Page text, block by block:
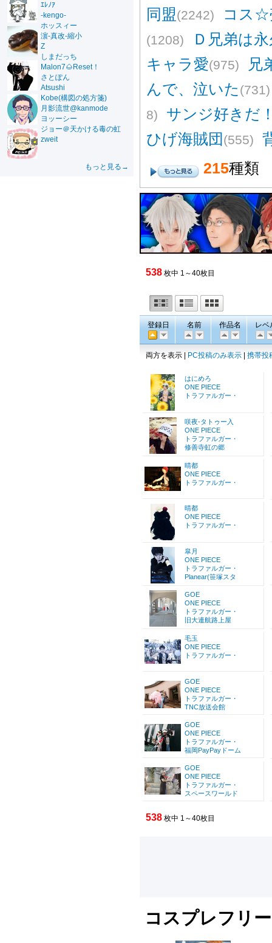
ｴﾚﾉｱ
-kengo-
ホッスィー
濵-真改-縮小
Z
しまだっち
Malon7🌰Reset！
さとぽん
Atsushi
Kobe(構図の処方箋)
月影流世@kanmode
ヨッーシー
ジョー＠天かける毒の虹
zweit
もっと見る→
同盟(2242) コス☆
(1208)
Ｄ兄弟は
キャラ愛(975)
兄
んで、泣いた (731)
8)
サンジ好きだ
ひげ海賊団 (555)
215種類
538 枚中 1～40枚目
登録日 名前 作品名 レベ
両方を表示 | PC投稿のみ表示 携帯投
はにめろ
ONE PIECE
トラファルガー・
咲夜-タトゥー入
ONE PIECE
トラファルガー・
修善寺虹の郷
晴都
ONE PIECE
トラファルガー・
晴都
ONE PIECE
トラファルガー・
皐月
ONE PIECE
トラファルガー・
Planear(笹塚スタ
GOE
ONE PIECE
トラファルガー・
旧大連航路上屋
毛玉
ONE PIECE
トラファルガー・
GOE
ONE PIECE
トラファルガー・
TNC放送会館
GOE
ONE PIECE
トラファルガー・
福岡PayPayドーム
GOE
ONE PIECE
トラファルガー・
スペースワールド
538 枚中 1～40枚目
コスプレフリ